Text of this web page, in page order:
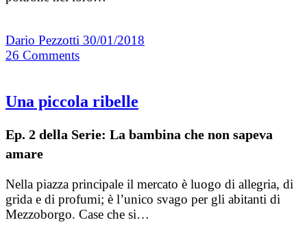
Dario Pezzotti 30/01/2018
26 Comments
Una piccola ribelle
Ep. 2 della Serie: La bambina che non sapeva
amare
Nella piazza principale il mercato è luogo di allegria, di
grida e di profumi; è l’unico svago per gli abitanti di
Mezzoborgo. Case che si…